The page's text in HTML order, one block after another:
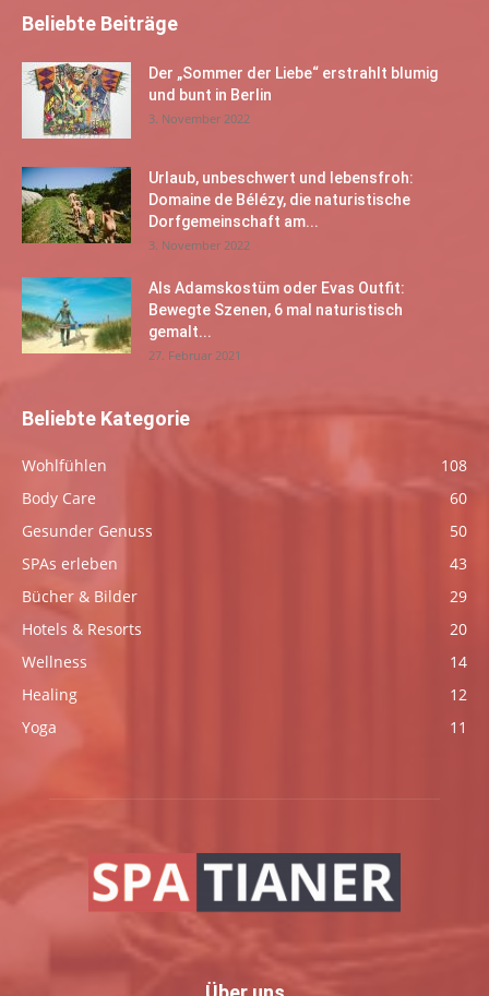
Beliebte Beiträge
Der „Sommer der Liebe“ erstrahlt blumig
und bunt in Berlin
3. November 2022
Urlaub, unbeschwert und lebensfroh:
Domaine de Bélézy, die naturistische
Dorfgemeinschaft am...
3. November 2022
Als Adamskostüm oder Evas Outfit:
Bewegte Szenen, 6 mal naturistisch
gemalt...
27. Februar 2021
Beliebte Kategorie
Wohlfühlen
108
Body Care
60
Gesunder Genuss
50
SPAs erleben
43
Bücher & Bilder
29
Hotels & Resorts
20
Wellness
14
Healing
12
Yoga
11